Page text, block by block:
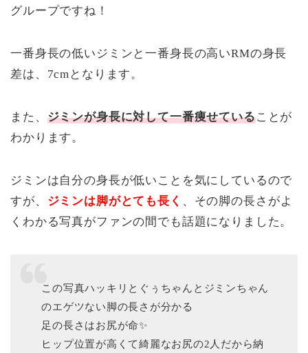
グループですね！
一番身長の低いジミンと一番身長の高いRMの身長
差は、7cmとなります。
また、 ジミンが身長に対して一番痩せていることが
わかります。
ジミンは自分の身長が低いことを気にしているので
すが、 ジミンは脚がとても長く 、その脚の長さがよ
くわかる写真がファンの間でも話題になりました。
この写真ハッキリとぐぅちゃんとジミンちゃん
のエゲツない脚の長さが分かる
足の長さはお尻が命✨
ヒップ位置が高くて綺麗なお尻の2人だから納